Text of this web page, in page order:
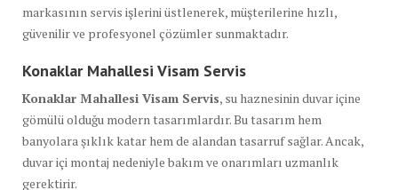
markasının servis işlerini üstlenerek, müşterilerine hızlı,
güvenilir ve profesyonel çözümler sunmaktadır.
Konaklar Mahallesi Visam Servis
Konaklar Mahallesi Visam Servis, su haznesinin duvar içine
gömülü olduğu modern tasarımlardır. Bu tasarım hem
banyolara şıklık katar hem de alandan tasarruf sağlar. Ancak,
duvar içi montaj nedeniyle bakım ve onarımları uzmanlık
gerektirir.